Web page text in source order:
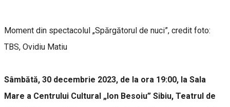
Moment din spectacolul „Spărgătorul de nuci”, credit foto:
TBS, Ovidiu Matiu
Sâmbătă, 30 decembrie 2023, de la ora 19:00, la Sala
Mare a Centrului Cultural „Ion Besoiu” Sibiu, Teatrul de